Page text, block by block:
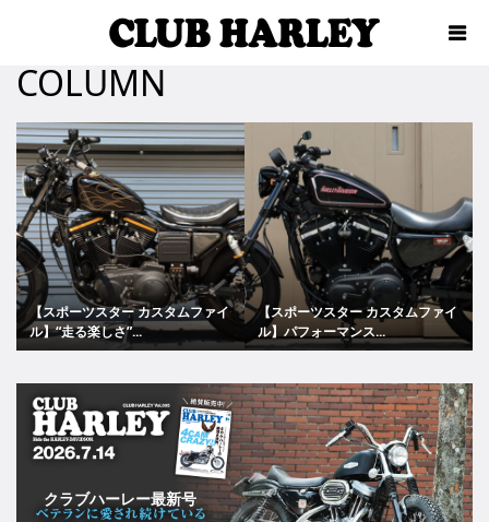
COLUMN
【スポーツスター カスタムファイ
ル】“走る楽しさ”...
【スポーツスター カスタムファイ
ル】パフォーマンス...
クラブハーレー最新号